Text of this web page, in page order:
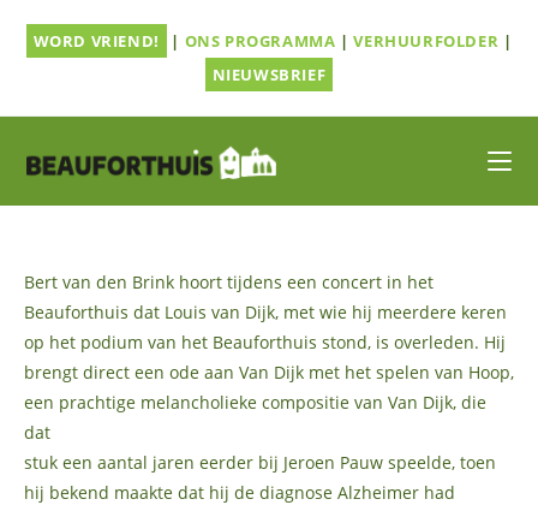
naarWORD VRIEND! | ONS PROGRAMMA |VERHUURFOLDER |
NIEUWSBRIEF
Bert van den Brink hoort tijdens een concert in het
Beauforthuis dat Louis van Dijk, met wie hij meerdere keren
op het podium van het Beauforthuis stond, is overleden. Hij
brengt direct een ode aan Van Dijk met het spelen van Hoop,
een prachtige melancholieke compositie van Van Dijk, die
dat
stuk een aantal jaren eerder bij Jeroen Pauw speelde, toen
hij bekend maakte dat hij de diagnose Alzheimer had